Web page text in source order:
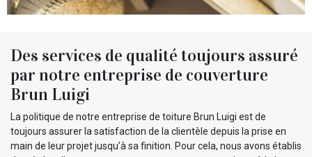
Des services de qualité toujours assuré
par notre entreprise de couverture
Brun Luigi
La politique de notre entreprise de toiture Brun Luigi est de
toujours assurer la satisfaction de la clientèle depuis la prise en
main de leur projet jusqu’à sa finition. Pour cela, nous avons établis